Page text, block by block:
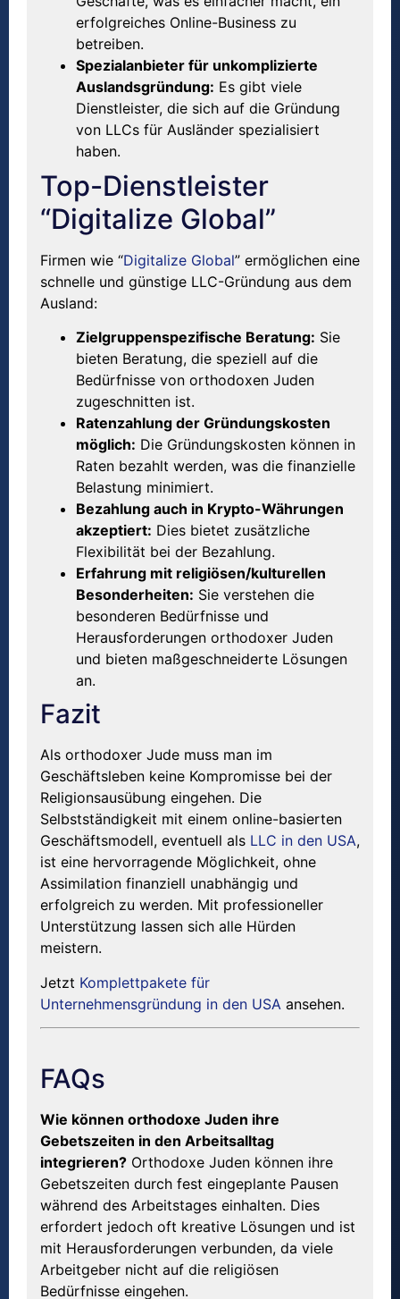
erfolgreiches Online-Business zu
betreiben.
Spezialanbieter für unkomplizierte
Auslandsgründung: Es gibt viele
Dienstleister, die sich auf die Gründung
von LLCs für Ausländer spezialisiert
haben.
Top-Dienstleister
“Digitalize Global”
Firmen wie “Digitalize Global” ermöglichen eine
schnelle und günstige LLC-Gründung aus dem
Ausland:
Zielgruppenspezifische Beratung: Sie
bieten Beratung, die speziell auf die
Bedürfnisse von orthodoxen Juden
zugeschnitten ist.
Ratenzahlung der Gründungskosten
möglich: Die Gründungskosten können in
Raten bezahlt werden, was die finanzielle
Belastung minimiert.
Bezahlung auch in Krypto-Währungen
akzeptiert: Dies bietet zusätzliche
Flexibilität bei der Bezahlung.
Erfahrung mit religiösen/kulturellen
Besonderheiten: Sie verstehen die
besonderen Bedürfnisse und
Herausforderungen orthodoxer Juden
und bieten maßgeschneiderte Lösungen
an.
Fazit
Als orthodoxer Jude muss man im
Geschäftsleben keine Kompromisse bei der
Religionsausübung eingehen. Die
Selbstständigkeit mit einem online-basierten
Geschäftsmodell, eventuell als LLC in den USA,
ist eine hervorragende Möglichkeit, ohne
Assimilation finanziell unabhängig und
erfolgreich zu werden. Mit professioneller
Unterstützung lassen sich alle Hürden
meistern.
Jetzt Komplettpakete für
Unternehmensgründung in den USA ansehen.
FAQs
Wie können orthodoxe Juden ihre
Gebetszeiten in den Arbeitsalltag
integrieren? Orthodoxe Juden können ihre
Gebetszeiten durch fest eingeplante Pausen
während des Arbeitstages einhalten. Dies
erfordert jedoch oft kreative Lösungen und ist
mit Herausforderungen verbunden, da viele
Arbeitgeber nicht auf die religiösen
Bedürfnisse eingehen.